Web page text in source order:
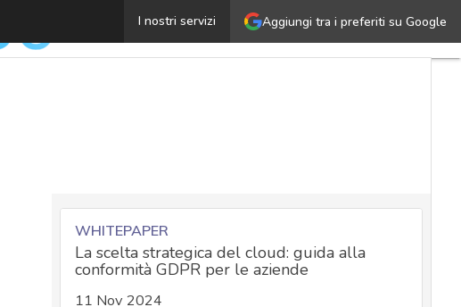
Aggiungi tra i preferiti su Google
I nostri servizi
Libertà di espressione nell’era Trump: quale futuro
WHITEPAPER
La scelta strategica del cloud: guida alla
conformità GDPR per le aziende
11 Nov 2024